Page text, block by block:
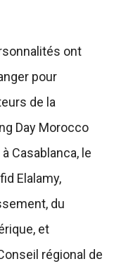
ont
pour
de la
Day Morocco
Casablanca, le
Elalamy,
du
et
régional de